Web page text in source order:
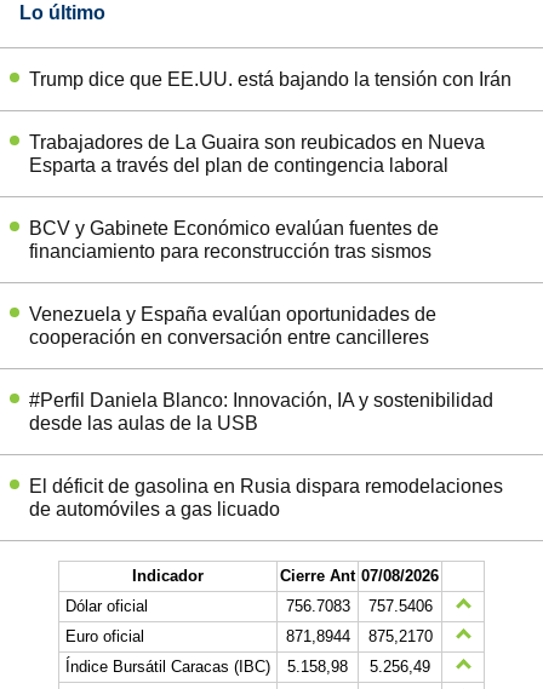
Lo último
Trump dice que EE.UU. está bajando la tensión con Irán
Trabajadores de La Guaira son reubicados en Nueva
Esparta a través del plan de contingencia laboral
BCV y Gabinete Económico evalúan fuentes de
financiamiento para reconstrucción tras sismos
Venezuela y España evalúan oportunidades de
cooperación en conversación entre cancilleres
#Perfil Daniela Blanco: Innovación, IA y sostenibilidad
desde las aulas de la USB
El déficit de gasolina en Rusia dispara remodelaciones
de automóviles a gas licuado
Indicador Cierre Ant 07/08/2026
Dólar oficial
756.7083
757.5406
Euro oficial
871,8944
875,2170
Índice Bursátil Caracas (IBC)
5.158,98
5.256,49